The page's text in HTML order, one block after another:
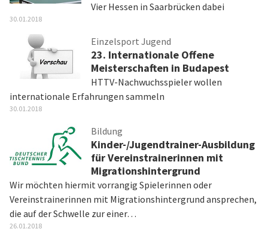
Vier Hessen in Saarbrücken dabei
30.01.2018
Einzelsport Jugend
23. Internationale Offene
Meisterschaften in Budapest
HTTV-Nachwuchsspieler wollen
internationale Erfahrungen sammeln
30.01.2018
Bildung
Kinder-/Jugendtrainer-Ausbildung
für Vereinstrainerinnen mit
Migrationshintergrund
Wir möchten hiermit vorrangig Spielerinnen oder
Vereinstrainerinnen mit Migrationshintergrund ansprechen,
die auf der Schwelle zur einer…
26.01.2018